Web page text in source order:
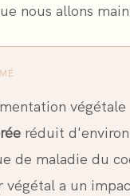
nous allons
végétale
réduit d'environ
de maladie du
végétal a un